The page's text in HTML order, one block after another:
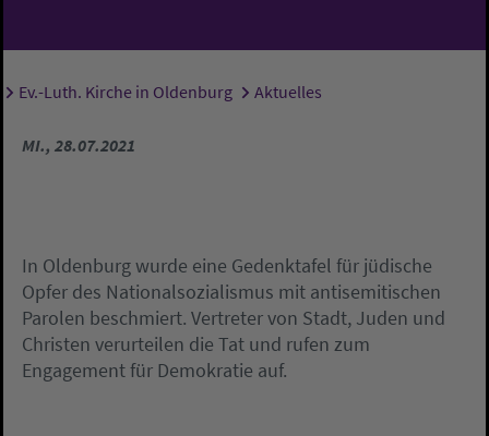
Sie sind hier:
Ev.-Luth. Kirche in Oldenburg Aktuelles
MI., 28.07.2021
In Oldenburg wurde eine Gedenktafel für jüdische
Opfer des Nationalsozialismus mit antisemitischen
Parolen beschmiert. Vertreter von Stadt, Juden und
Christen verurteilen die Tat und rufen zum
Engagement für Demokratie auf.